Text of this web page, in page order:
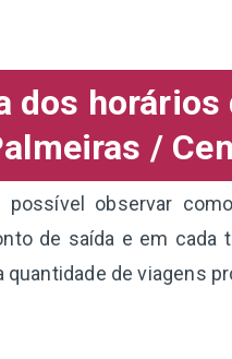
dos horários
/
observar
de saída e em cada
de viagens